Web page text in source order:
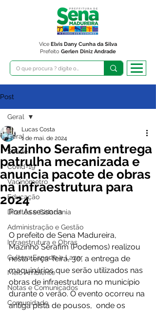
Prefeito Gerlen Diniz Andrade
Vice Elvis Dany Cunha da Silva
Post
Geral
Saúde
Covid-19
Vacinômetro
Educação
Direitos e Cidadania
Administração e Gestão
Infraestrutura e Obras
Cultura Esporte e Lazer
Meio Ambiente
Notas e Comunicados
Comunidade
Geral
Mazinho Serafim entrega
patrulha mecanizada e
anuncia pacote de obras
na infraestrutura para
2024
Lucas Costa
1 de mai. de 2024
Por Assessoria
O prefeito de Sena Madureira,
Mazinho Serafim (Podemos) realizou
nesta terça-feira, 30, a entrega de
maquinários que serão utilizados nas
obras de infraestrutura no município
durante o verão. O evento ocorreu na
antiga pista de pousos,  onde os